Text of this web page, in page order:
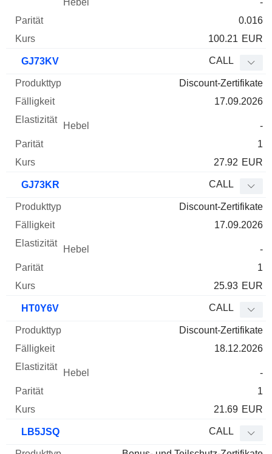
-
0.016
100.21 EUR
GJ73KV CALL
Discount-Zertifikate
17.09.2026
-
1
27.92 EUR
GJ73KR CALL
Discount-Zertifikate
17.09.2026
-
1
25.93 EUR
HT0Y6V CALL
Discount-Zertifikate
18.12.2026
-
1
21.69 EUR
LB5JSQ CALL